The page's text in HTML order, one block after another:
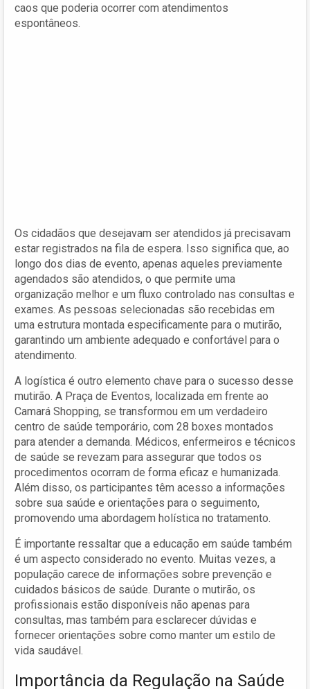
caos que poderia ocorrer com atendimentos
espontâneos.
Os cidadãos que desejavam ser atendidos já precisavam
estar registrados na fila de espera. Isso significa que, ao
longo dos dias de evento, apenas aqueles previamente
agendados são atendidos, o que permite uma
organização melhor e um fluxo controlado nas consultas e
exames. As pessoas selecionadas são recebidas em
uma estrutura montada especificamente para o mutirão,
garantindo um ambiente adequado e confortável para o
atendimento.
A logística é outro elemento chave para o sucesso desse
mutirão. A Praça de Eventos, localizada em frente ao
Camará Shopping, se transformou em um verdadeiro
centro de saúde temporário, com 28 boxes montados
para atender a demanda. Médicos, enfermeiros e técnicos
de saúde se revezam para assegurar que todos os
procedimentos ocorram de forma eficaz e humanizada.
Além disso, os participantes têm acesso a informações
sobre sua saúde e orientações para o seguimento,
promovendo uma abordagem holística no tratamento.
É importante ressaltar que a educação em saúde também
é um aspecto considerado no evento. Muitas vezes, a
população carece de informações sobre prevenção e
cuidados básicos de saúde. Durante o mutirão, os
profissionais estão disponíveis não apenas para
consultas, mas também para esclarecer dúvidas e
fornecer orientações sobre como manter um estilo de
vida saudável.
Importância da Regulação na Saúde